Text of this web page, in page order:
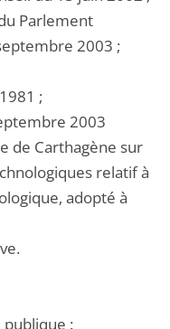
Parlement
2003 ;
;
2003
de Carthagène sur
relatif à
adopté à
: